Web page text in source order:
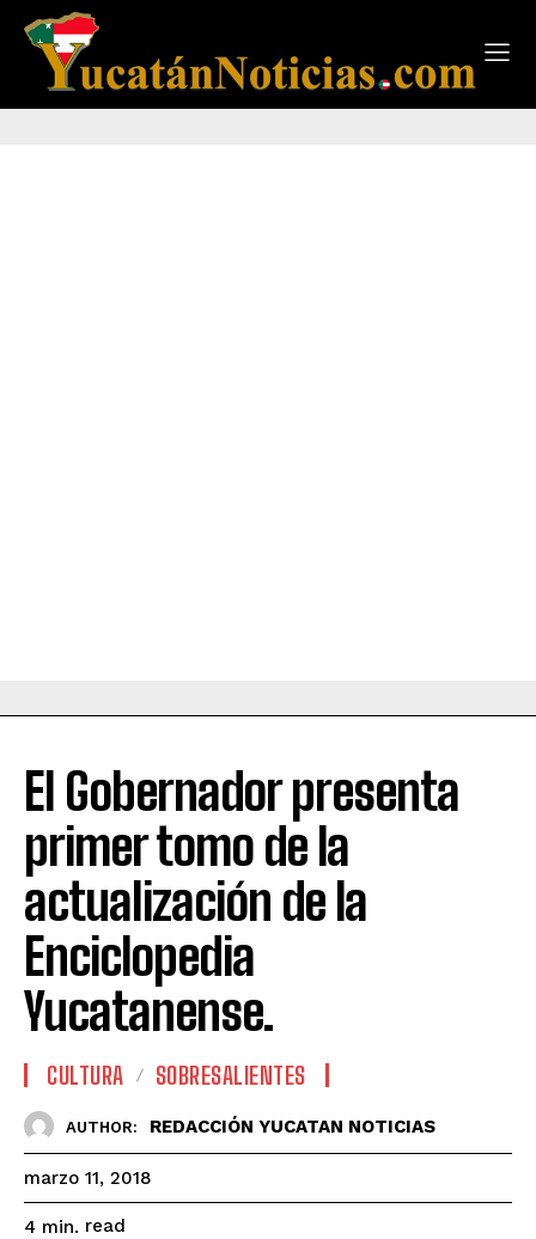
El Gobernador presenta
primer tomo de la
actualización de la
Enciclopedia
Yucatanense.
CULTURA SOBRESALIENTES
AUTHOR: REDACCIÓN YUCATAN NOTICIAS
marzo 11, 2018
4 min. read